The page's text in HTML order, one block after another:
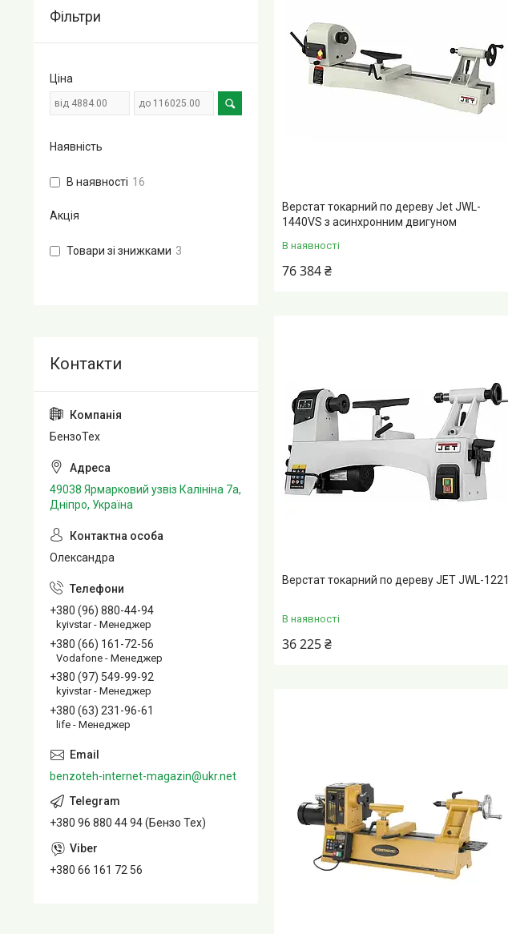
Верстат токарний по дереву Jet JWL-
1440VS з асинхронним двигуном
В наявності
76 384 ₴
Верстат токарний по дереву JET JWL-1221
В наявності
36 225 ₴
Фільтри
Ціна
Наявність
В наявності 16
Акція
Товари зі знижками 3
БензоТех
49038 Ярмарковий узвіз Калініна 7а,
Дніпро, Україна
Олександра
+380 (96) 880-44-94
kyivstar - Менеджер
+380 (66) 161-72-56
Vodafone - Менеджер
+380 (97) 549-99-92
kyivstar - Менеджер
+380 (63) 231-96-61
life - Менеджер
benzoteh-internet-magazin@ukr.net
+380 96 880 44 94 (Бензо Тех)
+380 66 161 72 56